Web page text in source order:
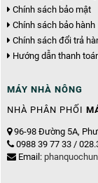
Chính sách bảo mật
Chính sách bảo hành
Chính sách đổi trả
Hướng dẫn thanh
MÁY NHÀ NÔNG
NHÀ PHÂN PHỐI
96-98 Đường 5A,
0988 39 77 33 /
Email: